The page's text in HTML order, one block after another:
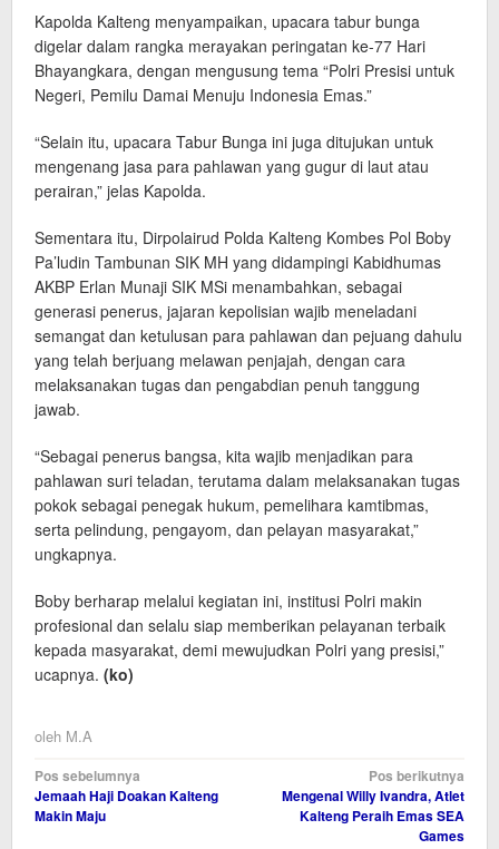
Kapolda Kalteng menyampaikan, upacara tabur bunga
digelar dalam rangka merayakan peringatan ke-77 Hari
Bhayangkara, dengan mengusung tema “Polri Presisi untuk
Negeri, Pemilu Damai Menuju Indonesia Emas.”
“Selain itu, upacara Tabur Bunga ini juga ditujukan untuk
mengenang jasa para pahlawan yang gugur di laut atau
perairan,” jelas Kapolda.
Sementara itu, Dirpolairud Polda Kalteng Kombes Pol Boby
Pa’ludin Tambunan SIK MH yang didampingi Kabidhumas
AKBP Erlan Munaji SIK MSi menambahkan, sebagai
generasi penerus, jajaran kepolisian wajib meneladani
semangat dan ketulusan para pahlawan dan pejuang dahulu
yang telah berjuang melawan penjajah, dengan cara
melaksanakan tugas dan pengabdian penuh tanggung
jawab.
“Sebagai penerus bangsa, kita wajib menjadikan para
pahlawan suri teladan, terutama dalam melaksanakan tugas
pokok sebagai penegak hukum, pemelihara kamtibmas,
serta pelindung, pengayom, dan pelayan masyarakat,”
ungkapnya.
Boby berharap melalui kegiatan ini, institusi Polri makin
profesional dan selalu siap memberikan pelayanan terbaik
kepada masyarakat, demi mewujudkan Polri yang presisi,”
ucapnya. (ko)
oleh M.A
Navigasi
pos
Pos sebelumnya
Jemaah Haji Doakan Kalteng
Makin Maju
Pos berikutnya
Mengenal Willy Ivandra, Atlet
Kalteng Peraih Emas SEA
Games